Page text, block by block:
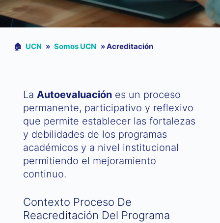
🏠︎ UCN » Somos UCN »Acreditación
​LaAutoevaluación es un proceso
permanente, participativo y reflexivo
que permite establecer las fortalezas
y debilidades de los programas
académicos y a nivel institucional
permitiendo el mejoramiento
continuo.
Contexto Proceso De
Reacreditación Del Programa